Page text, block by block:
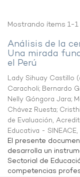
Mostrando ítems 1-1
Análisis de la
Una mirada
el Perú
Lady Sihuay Castillo
Caracholi; Bernardo
Nelly Góngora Jara;
Chávez Ruesta;
de Evaluación,
Educativa - SINEACE,
El presente
desarrolla un
Sectorial de
competencias